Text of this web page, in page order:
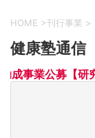
HOME >刊行事業 >
健康塾通信
公募【研究